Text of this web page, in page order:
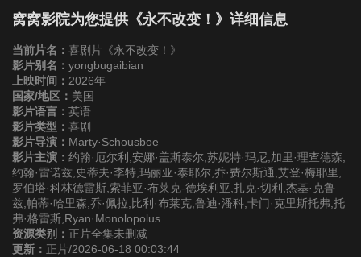
窝窝影院为您提供《永不改变！》详细信息
当前片名： 喜剧片《永不改变！》
影片别名： yongbugaibian
上映时间： 2026年
国家/地区： 美国
影片语言： 英语
影片类型： 喜剧
影片导演： Marty·Schousboe
影片主演： 约翰·厄尔利,安娜·盖斯泰尔,苏妮特·玛尼,加里·理查德森,
约翰·雷诺兹,史蒂夫·李特,玛丽亚·泰耶尔,乔·费尔斯通,艾登·梅耶里,
罗伯塔·科林德雷斯,索菲亚·布莱克-德埃利亚,扎克·切利,杰基·克鲁
兹,帕蒂·哈里森,乔·佩拉,比利·布莱克,鲁迪·潘科,卡门·克里斯托弗,托
弗·格雷斯,Ryan·Monolopolus
资源类别： 正片全集未删减
更新： 正片/2026-06-18 00:03:44